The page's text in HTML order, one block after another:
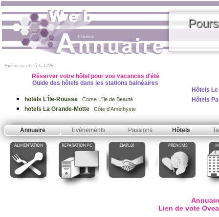
Evènements à la UNE
Réserver votre hôtel pour vos vacances d'été
Guide des hôtels dans les stations balnéaires
hotels L'Île-Rousse Corse L'île de Beauté
hotels La Grande-Motte Côte d'Améthyste
Hôtels
Hôtels
Annuaire Evènements Passions Hôtels
Lien de vote